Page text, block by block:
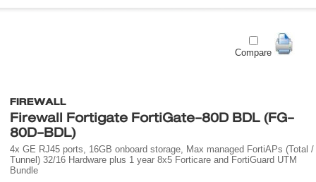
Compare
FIREWALL
Firewall Fortigate FortiGate-80D BDL (FG-
80D-BDL)
4x GE RJ45 ports, 16GB onboard storage, Max managed FortiAPs (Total /
Tunnel) 32/16 Hardware plus 1 year 8x5 Forticare and FortiGuard UTM
Bundle